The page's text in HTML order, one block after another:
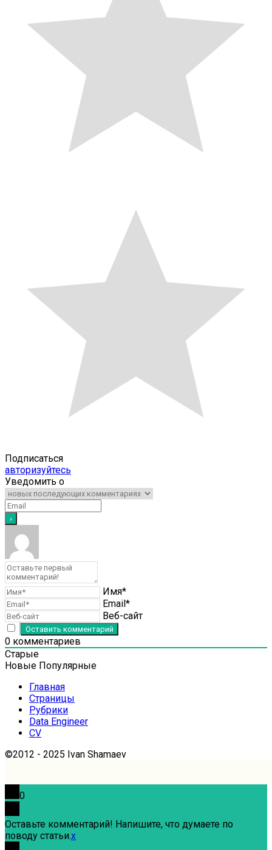
Подписаться
авторизуйтесь
Уведомить о
Имя*
Email*
Веб-сайт
0 комментариев
Старые
Новые Популярные
Главная
Страницы
Рубрики
Data Engineer
CV
©2012 - 2025 Ivan Shamaev
0
Оставьте комментарий! Напишите, что думаете по
поводу статьи.x